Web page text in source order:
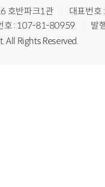
호반파크1관
대표번
호 : 107-81-80959
발
Rights Reserved.